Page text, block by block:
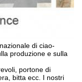
di ciao-
produzione e sulla
portone di
bitta ecc. I nostri